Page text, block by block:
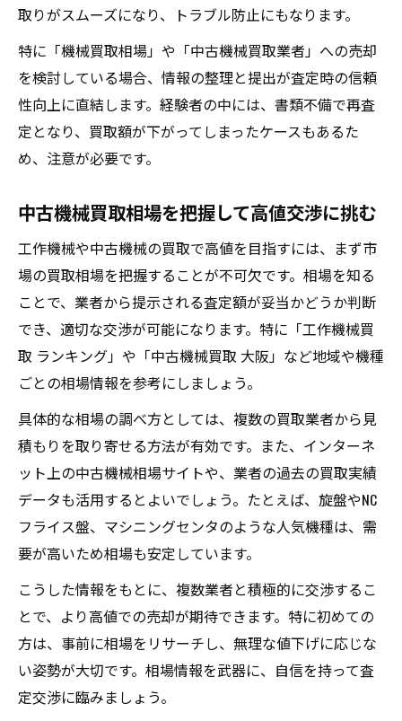
取りがスムーズになり、トラブル防止にもなります。
特に「機械買取相場」や「中古機械買取業者」への売却
を検討している場合、情報の整理と提出が査定時の信頼
性向上に直結します。経験者の中には、書類不備で再査
定となり、買取額が下がってしまったケースもあるた
め、注意が必要です。
中古機械買取相場を把握して高値交渉に挑む
工作機械や中古機械の買取で高値を目指すには、まず市
場の買取相場を把握することが不可欠です。相場を知る
ことで、業者から提示される査定額が妥当かどうか判断
でき、適切な交渉が可能になります。特に「工作機械買
取 ランキング」や「中古機械買取 大阪」など地域や機種
ごとの相場情報を参考にしましょう。
具体的な相場の調べ方としては、複数の買取業者から見
積もりを取り寄せる方法が有効です。また、インターネ
ット上の中古機械相場サイトや、業者の過去の買取実績
データも活用するとよいでしょう。たとえば、旋盤やNC
フライス盤、マシニングセンタのような人気機種は、需
要が高いため相場も安定しています。
こうした情報をもとに、複数業者と積極的に交渉するこ
とで、より高値での売却が期待できます。特に初めての
方は、事前に相場をリサーチし、無理な値下げに応じな
い姿勢が大切です。相場情報を武器に、自信を持って査
定交渉に臨みましょう。